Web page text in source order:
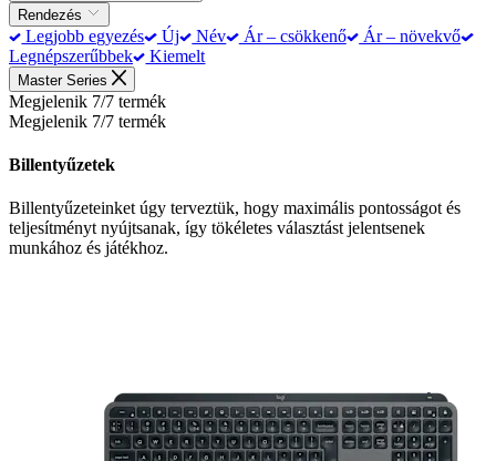
Rendezés
Legjobb egyezés Új Név Ár – csökkenő
Ár – növekvő
Legnépszerűbbek
Kiemelt
Master Series
Megjelenik 7/7 termék
Megjelenik 7/7 termék
Billentyűzetek
Billentyűzeteinket úgy terveztük, hogy maximális pontosságot és
teljesítményt nyújtsanak, így tökéletes választást jelentsenek
munkához és játékhoz.